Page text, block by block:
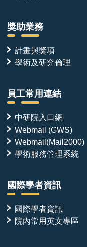
獎助業務
計畫與獎項
學術及研究倫理
員工常用連結
中研院入口網
Webmail (GWS)
Webmail(Mail2000)
學術服務管理系統
國際學者資訊
國際學者資訊
院內常用英文專區